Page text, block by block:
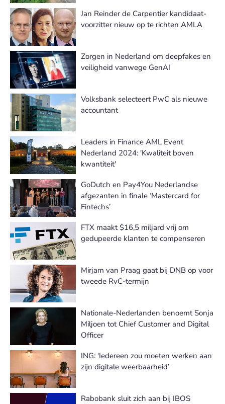
Jan Reinder de Carpentier kandidaat-
voorzitter nieuw op te richten AMLA
Zorgen in Nederland om deepfakes en
veiligheid vanwege GenAI
Volksbank selecteert PwC als nieuwe
accountant
Leaders in Finance AML Event
Nederland 2024: 'Kwaliteit boven
kwantiteit'
GoDutch en Pay4You Nederlandse
afgezanten in finale ‘Mastercard for
Fintechs’
FTX maakt $16,5 miljard vrij om
gedupeerde klanten te compenseren
Mirjam van Praag gaat bij DNB op voor
tweede RvC-termijn
Nationale-Nederlanden benoemt Sonja
Miljoen tot Chief Customer and Digital
Officer
ING: ‘Iedereen zou moeten werken aan
zijn digitale weerbaarheid’
Rabobank sluit zich aan bij IBOS